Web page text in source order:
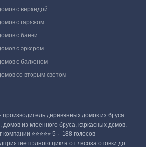
с верандой
с гаражом
с баней
с эркером
с балконом
со вторым светом
деревянных домов из бруса
домов из клеенного бруса, каркасных домов.
компании ⭐⭐⭐⭐⭐ 5 · ‎ 188 голосов
полного цикла от лесозаготовки до